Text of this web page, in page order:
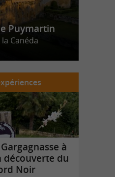
Puymartin
Canéda
à
découverte du
Noir